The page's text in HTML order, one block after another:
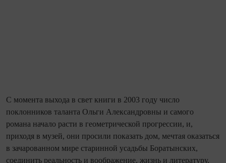
С момента выхода в свет книги в 2003 году число
поклонников таланта Ольги Александровны и самого
романа начало расти в геометрической прогрессии, и,
приходя в музей, они просили показать дом, мечтая оказаться
в зачарованном мире старинной усадьбы Боратынских,
соединить реальность и воображение, жизнь и литературу.